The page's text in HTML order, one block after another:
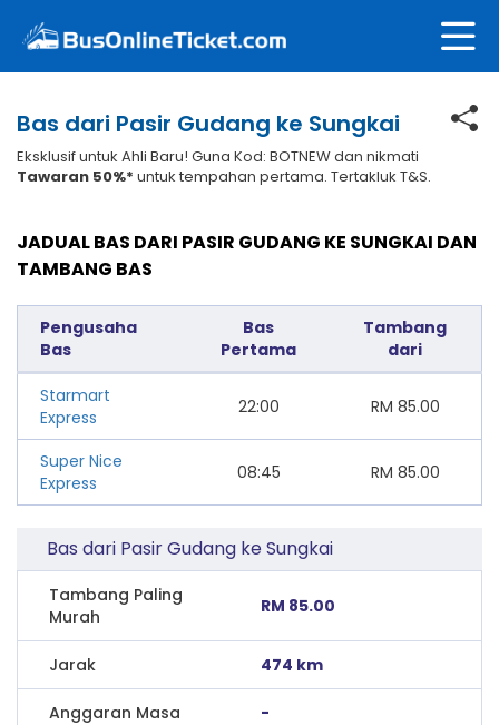
Bas dari Pasir Gudang ke Sungkai
Eksklusif untuk Ahli Baru! Guna Kod: BOTNEW dan nikmati
Tawaran 50%* untuk tempahan pertama. Tertakluk T&S.
JADUAL BAS DARI PASIR GUDANG KE SUNGKAI DAN
TAMBANG BAS
Pengusaha
Bas
Bas
Pertama
Tambang
dari
Starmart
Express
22:00 RM 85.00
Super Nice
Express
08:45 RM 85.00
Bas dari Pasir Gudang ke Sungkai
Tambang Paling
Murah
RM 85.00
Jarak 474 km
Anggaran Masa -